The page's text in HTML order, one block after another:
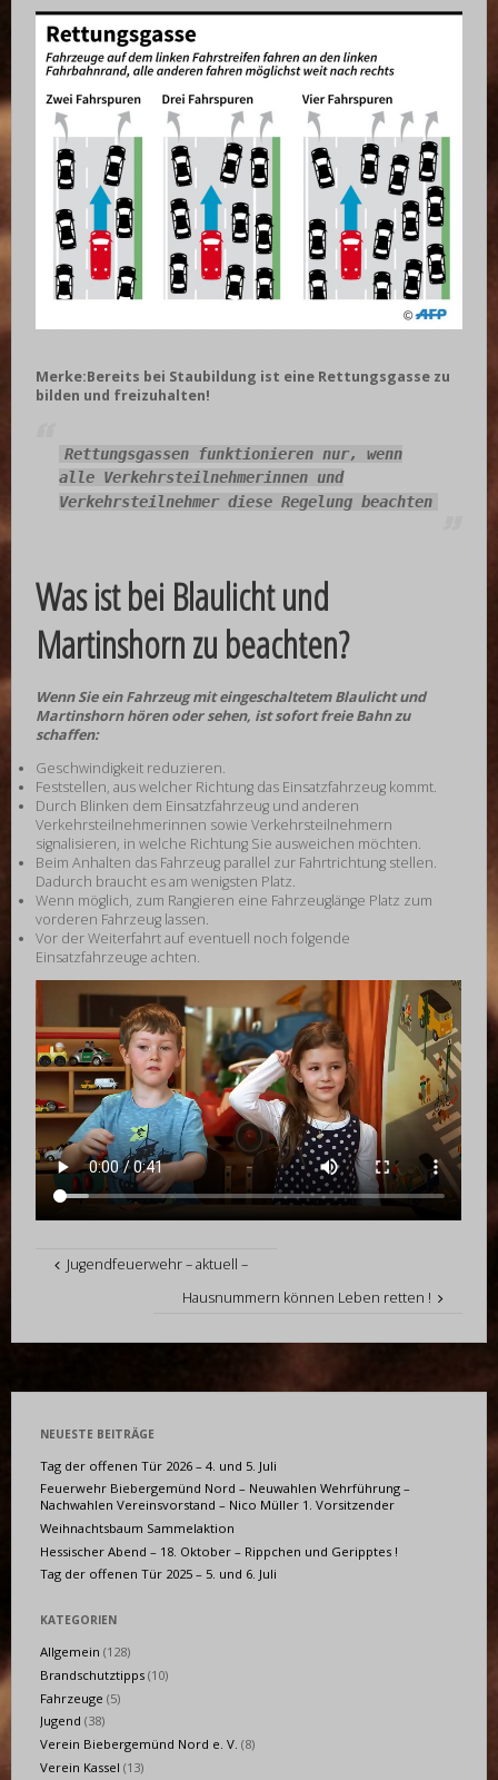
Merke:Bereits bei Staubildung ist eine Rettungsgasse zu
bilden und freizuhalten!
Rettungsgassen funktionieren nur, wenn
alle Verkehrsteilnehmerinnen und
Verkehrsteilnehmer diese Regelung beachten
Was ist bei Blaulicht und
Martinshorn zu beachten?
Wenn Sie ein Fahrzeug mit eingeschaltetem Blaulicht und
Martinshorn hören oder sehen, ist sofort freie Bahn zu
schaffen:
Geschwindigkeit reduzieren.
Feststellen, aus welcher Richtung das Einsatzfahrzeug kommt.
Durch Blinken dem Einsatzfahrzeug und anderen
Verkehrsteilnehmerinnen sowie Verkehrsteilnehmern
signalisieren, in welche Richtung Sie ausweichen möchten.
Beim Anhalten das Fahrzeug parallel zur Fahrtrichtung stellen.
Dadurch braucht es am wenigsten Platz.
Wenn möglich, zum Rangieren eine Fahrzeuglänge Platz zum
vorderen Fahrzeug lassen.
Vor der Weiterfahrt auf eventuell noch folgende
Einsatzfahrzeuge achten.
Jugendfeuerwehr – aktuell –
Hausnummern können Leben retten !
NEUESTE BEITRÄGE
Tag der offenen Tür 2026 – 4. und 5. Juli
Feuerwehr Biebergemünd Nord – Neuwahlen Wehrführung –
Nachwahlen Vereinsvorstand – Nico Müller 1. Vorsitzender
Weihnachtsbaum Sammelaktion
Hessischer Abend – 18. Oktober – Rippchen und Geripptes !
Tag der offenen Tür 2025 – 5. und 6. Juli
KATEGORIEN
Allgemein (128)
Brandschutztipps (10)
Fahrzeuge (5)
Jugend (38)
Verein Biebergemünd Nord e. V. (8)
Verein Kassel (13)